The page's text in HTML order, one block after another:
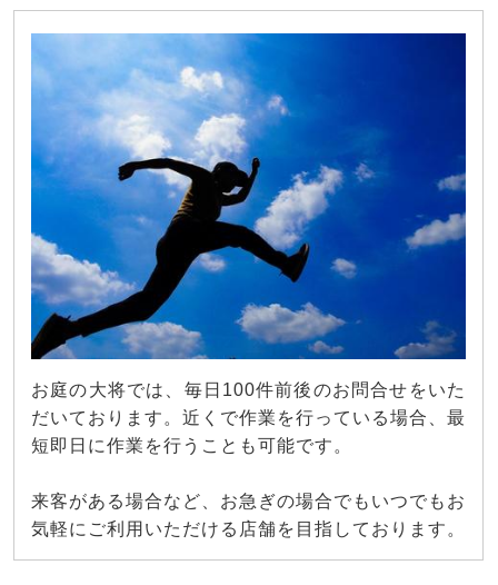
お庭の大将では、毎日100件前後のお問合せをいた
だいております。近くで作業を行っている場合、最
短即日に作業を行うことも可能です。
来客がある場合など、お急ぎの場合でもいつでもお
気軽にご利用いただける店舗を目指しております。